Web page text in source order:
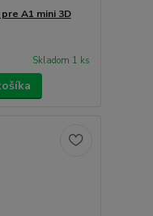
A1 mini 3D
Skladom 1 ks